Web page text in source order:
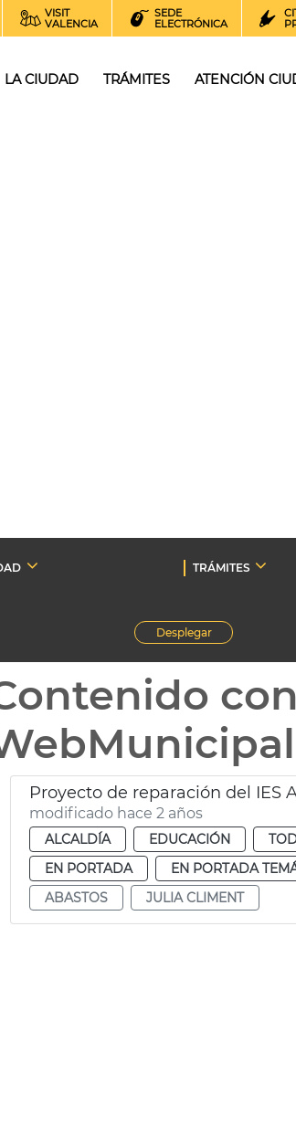
VISIT
VALENCIA
SEDE
ELECTRÓNICA
LA CIUDAD TRÁMITES ATENCIÓN
TRÁMITES
Desplegar
Proyecto de reparación del IES
modificado hace 2 años
ALCALDÍA EDUCACIÓN
EN PORTADA
EN PORTADA
ABASTOS
JULIA CLIMENT